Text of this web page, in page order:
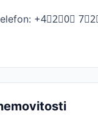
+4⃣2⃣0⃣